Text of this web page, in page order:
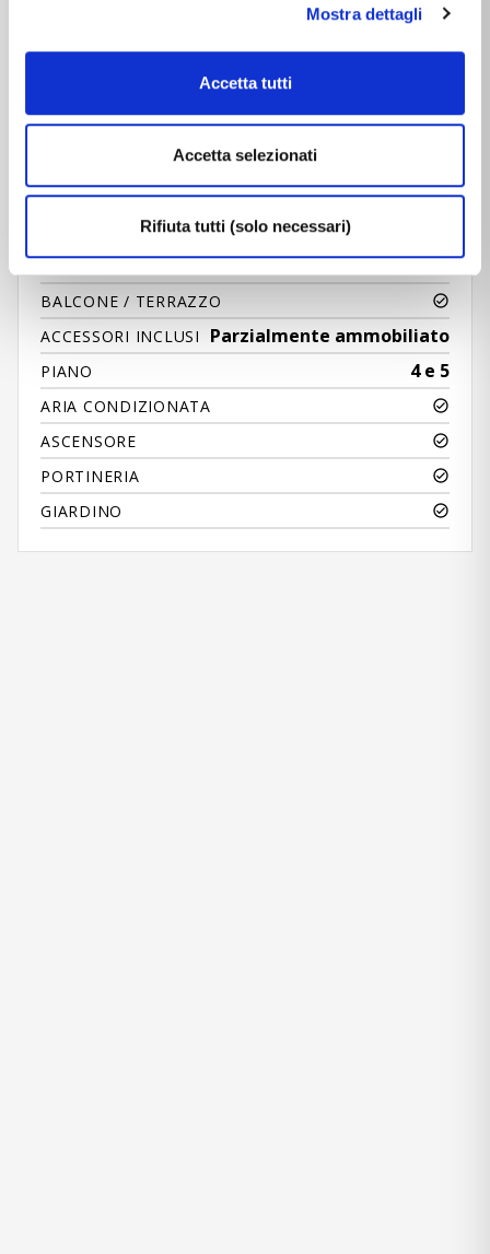
Mostra dettagli
Accetta tutti
Accetta selezionati
Rifiuta tutti (solo necessari)
Caratteristiche dell'immobile
STANZE 6
BAGNI 3
BALCONE / TERRAZZO
ACCESSORI INCLUSI
Parzialmente ammobiliato
PIANO 4 e 5
ARIA CONDIZIONATA
ASCENSORE
PORTINERIA
GIARDINO